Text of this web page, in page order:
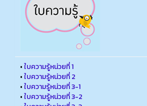
•ใบความรู้หน่วยที่ 1
•ใบความรู้หน่วยที่ 2
•ใบความรู้หน่วยที่ 3-1
•ใบความรู้หน่วยที่ 3-2